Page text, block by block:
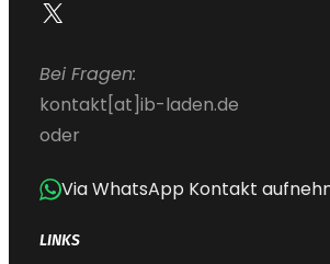
Bei Fragen:
kontakt[at]ib-laden.de
oder
Via WhatsApp Kontakt
LINKS